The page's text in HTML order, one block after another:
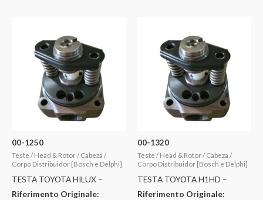
00-1250
Teste / Head & Rotor / Cabeza /
Corpo Distribuidor [Bosch e Delphi]
TESTA TOYOTA HILUX –
Riferimento Originale:
00-1320
Teste / Head & Rotor / Cabeza /
Corpo Distribuidor [Bosch e Delphi]
TESTA TOYOTA H1HD –
Riferimento Originale: